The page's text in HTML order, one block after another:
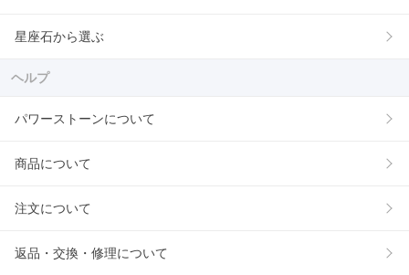
星座石から選ぶ
ヘルプ
パワーストーンについて
商品について
注文について
返品・交換・修理について